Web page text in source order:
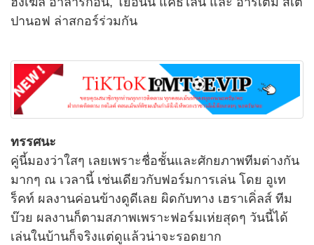
ปานอฟ ล่าสกอร์ร่วมกัน
ทรรศนะ
คู่นี้มองว่าใสๆ เลยเพราะชื่อชั้นและศักยภาพทีมต่างกัน
มากๆ ณ เวลานี้ เช่นเดียวกับฟอร์มการเล่น โดย อูเท
ร็คท์ ผลงานค่อนข้างดูดีเลย ผิดกับทาง เฮราเคิ่ลส์ ทีม
บ๊วย ผลงานก็ตามสภาพเพราะฟอร์มเห่ยสุดๆ วันนี้ได้
เล่นในบ้านก็จริงแต่ดูแล้วน่าจะรอดยาก